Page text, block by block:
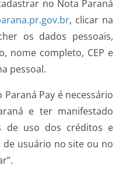
no Nota Paraná
, clicar na
os dados pessoais,
nome completo, CEP e
pessoal.
Pay é necessário
e ter manifestado
de uso dos créditos e
de usuário no site ou no